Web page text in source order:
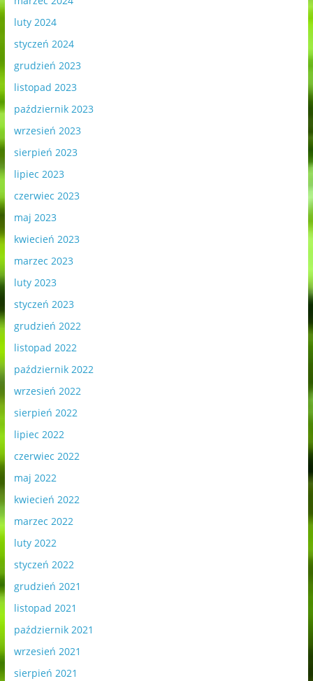
luty 2024
styczeń 2024
grudzień 2023
listopad 2023
październik 2023
wrzesień 2023
sierpień 2023
lipiec 2023
czerwiec 2023
maj 2023
kwiecień 2023
marzec 2023
luty 2023
styczeń 2023
grudzień 2022
listopad 2022
październik 2022
wrzesień 2022
sierpień 2022
lipiec 2022
czerwiec 2022
maj 2022
kwiecień 2022
marzec 2022
luty 2022
styczeń 2022
grudzień 2021
listopad 2021
październik 2021
wrzesień 2021
sierpień 2021